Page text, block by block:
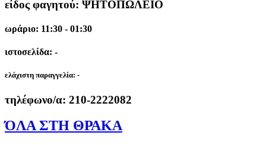
είδος φαγητού: ΨΗΤΟΠΩΛΕΙΟ
ωράριο: 11:30 - 01:30
ιστοσελίδα: -
ελάχιστη παραγγελία: -
τηλέφωνο/α: 210-2222082
ΌΛΑ ΣΤΗ ΘΡΑΚΑ